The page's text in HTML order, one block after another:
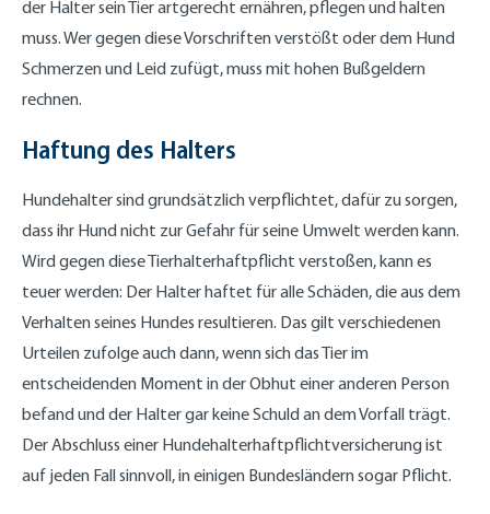
der Halter sein Tier artgerecht ernähren, pflegen und halten
muss. Wer gegen diese Vorschriften verstößt oder dem Hund
Schmerzen und Leid zufügt, muss mit hohen Bußgeldern
rechnen.
Haftung des Halters
Hundehalter sind grundsätzlich verpflichtet, dafür zu sorgen,
dass ihr Hund nicht zur Gefahr für seine Umwelt werden kann.
Wird gegen diese Tierhalterhaftpflicht verstoßen, kann es
teuer werden: Der Halter haftet für alle Schäden, die aus dem
Verhalten seines Hundes resultieren. Das gilt verschiedenen
Urteilen zufolge auch dann, wenn sich das Tier im
entscheidenden Moment in der Obhut einer anderen Person
befand und der Halter gar keine Schuld an dem Vorfall trägt.
Der Abschluss einer Hundehalterhaftpflichtversicherung ist
auf jeden Fall sinnvoll, in einigen Bundesländern sogar Pflicht.